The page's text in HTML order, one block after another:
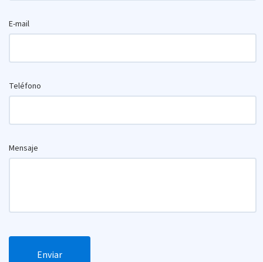
E-mail
Teléfono
Mensaje
Enviar